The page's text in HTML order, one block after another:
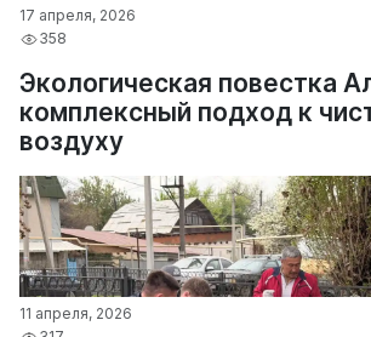
17 апреля, 2026
358
Экологическая повестка
комплексный подход к
воздуху
11 апреля, 2026